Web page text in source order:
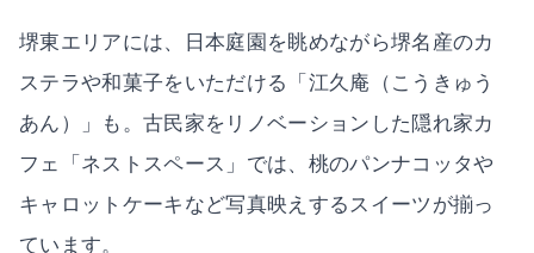
堺東エリアには、日本庭園を眺めながら堺名産のカ
ステラや和菓子をいただける「江久庵（こうきゅう
あん）」も。古民家をリノベーションした隠れ家カ
フェ「ネストスペース」では、桃のパンナコッタや
キャロットケーキなど写真映えするスイーツが揃っ
ています。